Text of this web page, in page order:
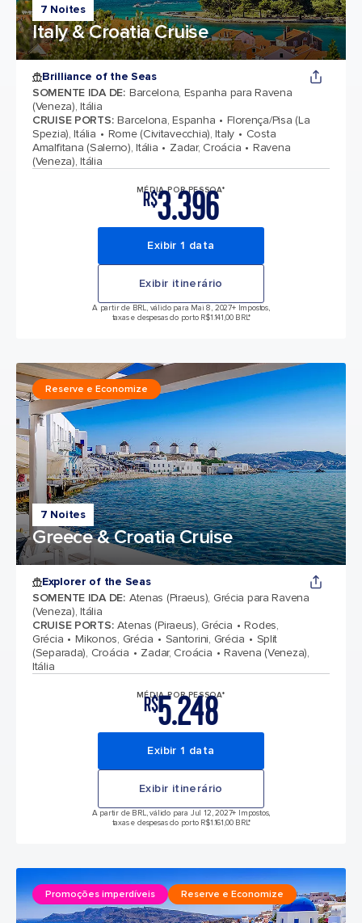
7 Noites
Italy & Croatia Cruise
Brilliance of the Seas
SOMENTE IDA DE: Barcelona, Espanha para Ravena
(Veneza), Itália
CRUISE PORTS: Barcelona, Espanha
Florença/Pisa (La
Spezia), Itália
Rome (Civitavecchia), Italy
Costa
Amalfitana (Salerno), Itália
Zadar, Croácia
Ravena
(Veneza), Itália
MÉDIA POR PESSOA*
R$3.396
Exibir 1 data
Exibir itinerário
A partir de BRL, válido para Mai 8, 2027+ Impostos,
taxas e despesas do porto R$1.141,00 BRL*
7 Noites
Greece & Croatia Cruise
Reserve e Economize
Explorer of the Seas
SOMENTE IDA DE: Atenas (Piraeus), Grécia para Ravena
(Veneza), Itália
CRUISE PORTS: Atenas (Piraeus), Grécia
Rodes,
Grécia
Mikonos, Grécia Santorini, Grécia
Split
(Separada), Croácia
Zadar, Croácia
Ravena (Veneza),
Itália
MÉDIA POR PESSOA*
R$5.248
Exibir 1 data
Exibir itinerário
A partir de BRL, válido para Jul 12, 2027+ Impostos,
taxas e despesas do porto R$1.161,00 BRL*
Promoções imperdíveis Reserve e Economize